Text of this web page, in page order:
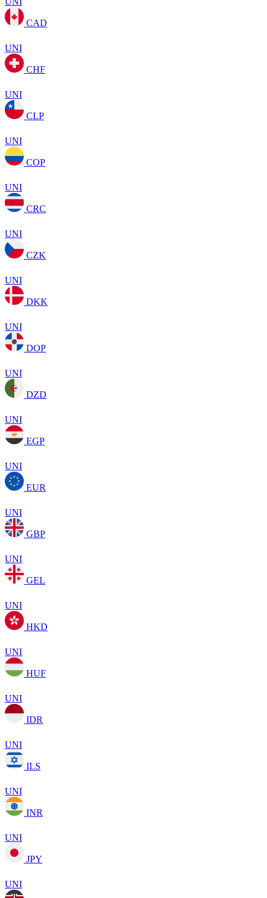
CAD
UNI
CHF
UNI
CLP
UNI
COP
UNI
CRC
UNI
CZK
UNI
DKK
UNI
DOP
UNI
DZD
UNI
EGP
UNI
EUR
UNI
GBP
UNI
GEL
UNI
HKD
UNI
HUF
UNI
IDR
UNI
ILS
UNI
INR
UNI
JPY
UNI